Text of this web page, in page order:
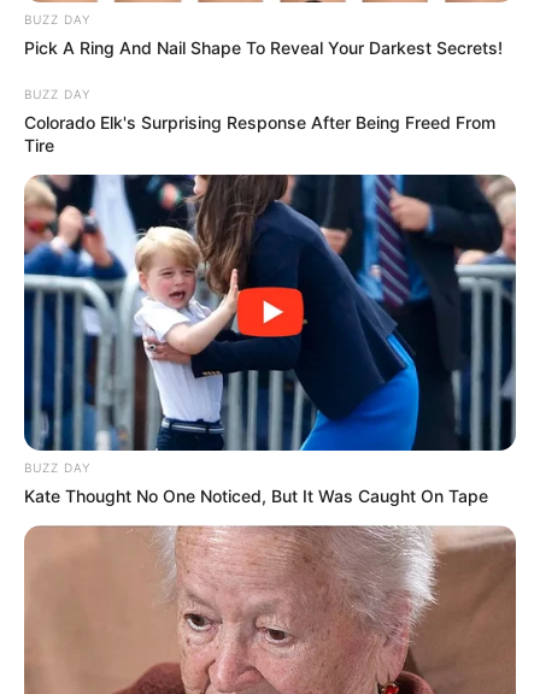
BUZZ DAY
Pick A Ring And Nail Shape To Reveal Your Darkest Secrets!
BUZZ DAY
Colorado Elk's Surprising Response After Being Freed From
Tire
BUZZ DAY
Kate Thought No One Noticed, But It Was Caught On Tape